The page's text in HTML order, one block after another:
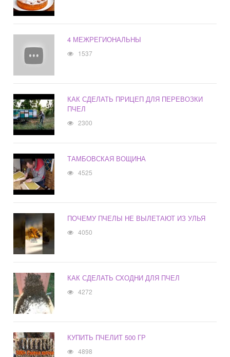
4 МЕЖРЕГИОНАЛЬНЫ
1537
КАК СДЕЛАТЬ ПРИЦЕП ДЛЯ ПЕРЕВОЗКИ
ПЧЕЛ
2300
ТАМБОВСКАЯ ВОЩИНА
4525
ПОЧЕМУ ПЧЕЛЫ НЕ ВЫЛЕТАЮТ ИЗ УЛЬЯ
4050
КАК СДЕЛАТЬ СХОДНИ ДЛЯ ПЧЕЛ
4272
КУПИТЬ ПЧЕЛИТ 500 ГР
4898